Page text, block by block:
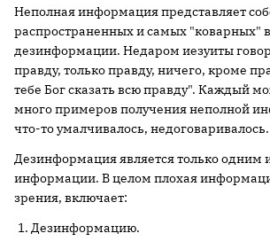
Неполная информация представляет
распространенных и самых "коварных"
дезинформации. Недаром иезуиты
правду, только правду, ничего, кроме
тебе Бог сказать всю правду". Каждый
много примеров получения неполной
что-то умалчивалось, недоговаривалось.
Дезинформация является только одним
информации. В целом плохая
зрения, включает:
Дезинформацию.